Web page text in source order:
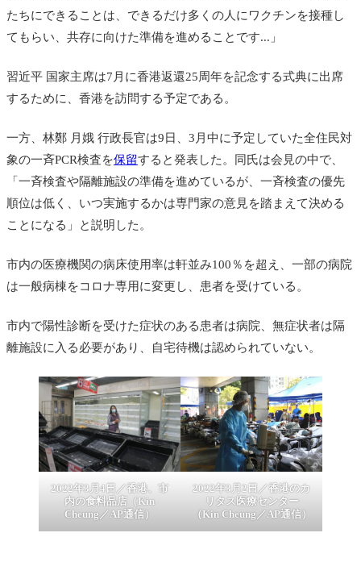
たちにできることは、できるだけ多くの人にワクチンを接種し
てもらい、共存に向けた準備を進めることです...」
習近平 国家主席は7月に香港返還25周年を記念する式典に出席
するために、香港を訪問する予定である。
一方、林鄭 月娥 行政長官は9日、3月中に予定していた全住民対
象の一斉PCR検査を保留すると発表した。同氏は会見の中で、
「一斉検査や隔離施設の準備を進めているが、一斉検査の優先
順位は低く、いつ実施するかは専門家の意見を踏まえて決める
ことになる」と説明した。
市内の医療機関の病床使用率は軒並み100％を超え、一部の病院
は一般病棟をコロナ専用に変更し、患者を受けている。
市内で陽性診断を受けた症状のある患者は病院、無症状者は隔
離施設に入る必要があり、自宅待機は認められていない。
2022年3月4日／香港、市
内の食料品店（Kin
Cheung／AP通信）
2022年3月2日／香港のカ
リタス医療センター
（Kin Cheung／AP通信）